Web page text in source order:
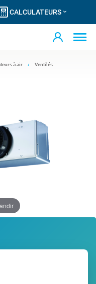
CALCULATEURS
à air Ventilés